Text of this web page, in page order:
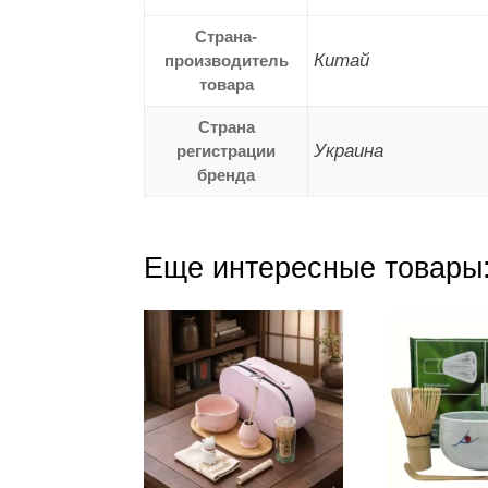
Страна-
производитель
товара
Китай
Страна
регистрации
бренда
Украина
Еще интересные